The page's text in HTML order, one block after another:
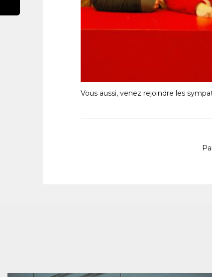
Vous aussi, venez rejoindre les